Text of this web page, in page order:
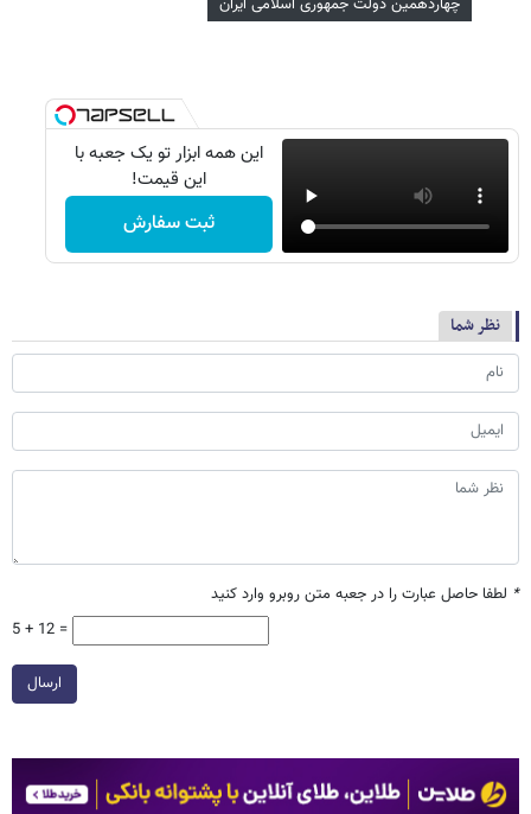
چهاردهمین دولت جمهوری اسلامی ایران
این همه ابزار تو یک جعبه با
این قیمت!
ثبت سفارش
نظر شما
* لطفا حاصل عبارت را در جعبه متن روبرو وارد کنید
5 + 12 =
ارسال